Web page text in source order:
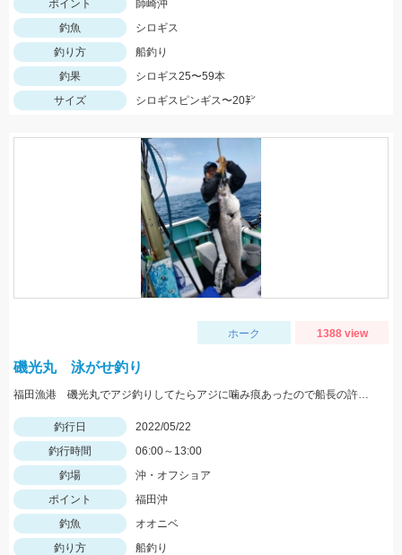
ポイント
師崎沖
釣魚
シロギス
釣り方
船釣り
釣果
シロギス25〜59本
サイズ
シロギスピンギス〜20㌢
ホーク 1388 view
磯光丸 泳がせ釣り
福田漁港 磯光丸でアジ釣りしてたらアジに噛み痕あったので船長の許可もらって泳がせしていっぱつでした。
釣行日
2022/05/22
釣行時間
06:00～13:00
釣場
沖・オフショア
ポイント
福田沖
釣魚
オオニベ
釣り方
船釣り